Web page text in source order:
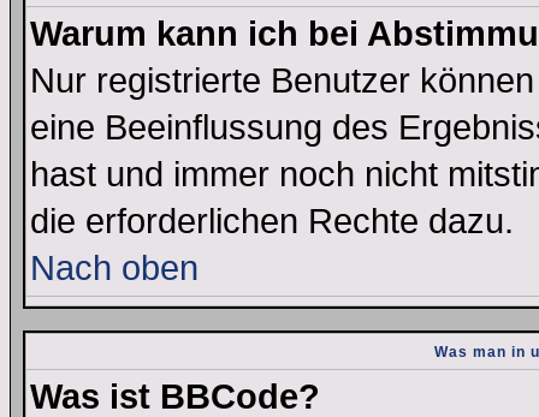
Warum kann ich bei
Nur registrierte Benutzer
eine Beeinflussung des
hast und immer noch nicht
die erforderlichen Rechte dazu.
Nach oben
Was man in
Was ist BBCode?